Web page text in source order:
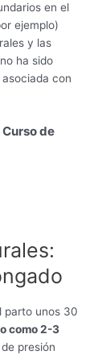
en el
ejemplo)
y las
ha sido
con
de
parto unos 30
como 2-3
presión